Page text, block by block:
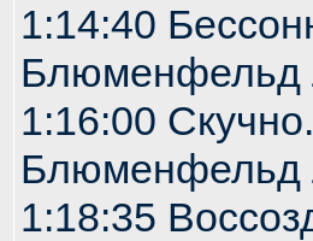
1:14:40
Блюменфельд
1:16:00
Блюменфельд
1:18:35